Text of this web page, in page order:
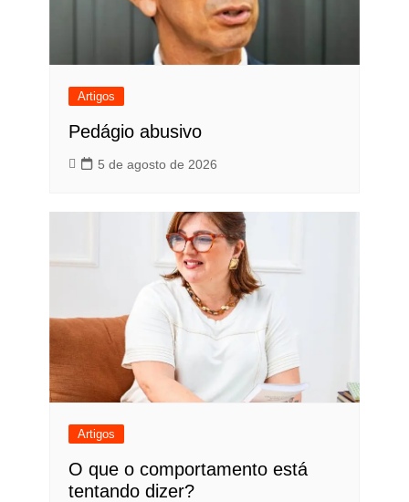
Artigos
Pedágio abusivo
5 de agosto de 2026
Artigos
O que o comportamento está
tentando dizer?